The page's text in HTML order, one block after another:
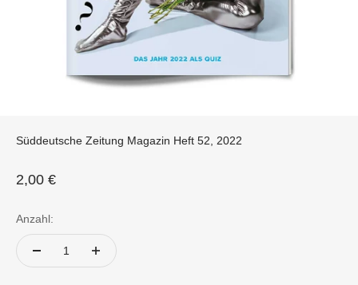
Süddeutsche Zeitung Magazin Heft 52, 2022
Angebot
2,00 €
Anzahl: